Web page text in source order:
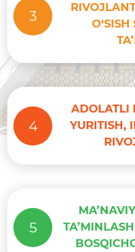
3
O‘SISH
4
ADOLATLI
YURITISH,
5